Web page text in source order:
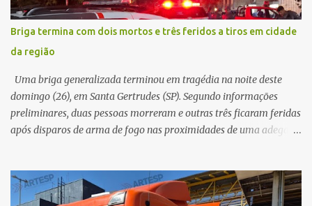
morreu ainda no local. Equipes de resgate e de atendimento da
concessionária responsável pela rodovia foram acionadas e
realizaram a sinalização da via, além de prestarem socorro à
vítima. No entanto, o óbito foi constatado ainda no local do
acidente. A Polícia Militar Rodoviária compareceu para o registro
da ocorrência...
Briga termina com dois mortos e três feridos a tiros em cidade
da região
Uma briga generalizada terminou em tragédia na noite deste
domingo (26), em Santa Gertrudes (SP). Segundo informações
preliminares, duas pessoas morreram e outras três ficaram feridas
após disparos de arma de fogo nas proximidades de uma adega. O
começado dentro do estabelecimento e se estendido para a área
externa, quando dois homens armados passaram a efetuar